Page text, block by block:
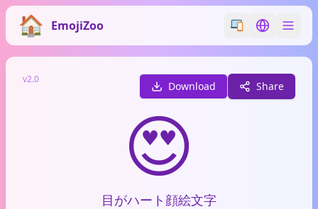
EmojiZoo Switch emoji
Switch
v2.0
Download Share
😍
目がハート顔絵文字